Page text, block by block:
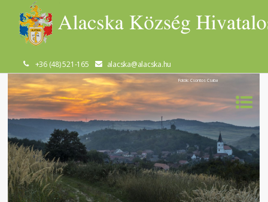
+36 (48) 521-165 alacska@alacska.hu
Fotók: Csontos Csaba